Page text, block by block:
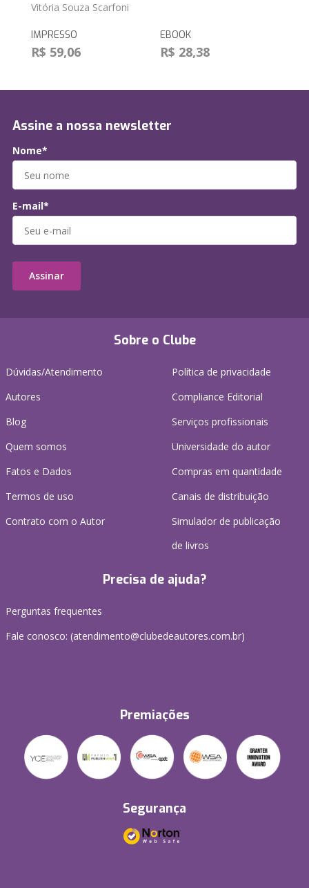
Vitória Souza Scarfoni
IMPRESSO
R$ 59,06
EBOOK
R$ 28,38
Sobre o Clube
Dúvidas/Atendimento
Autores
Blog
Quem somos
Fatos e Dados
Termos de uso
Contrato com o Autor
Política de privacidade
Compliance Editorial
Serviços profissionais
Universidade do autor
Compras em quantidade
Canais de distribuição
Simulador de publicação
de livros
Precisa de ajuda?
Perguntas frequentes
Fale conosco: (atendimento@clubedeautores.com.br)
Premiações
Segurança
Assine a nossa newsletter
Nome*
E-mail*
Assinar